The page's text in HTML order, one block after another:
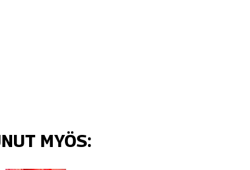
MYÖS: